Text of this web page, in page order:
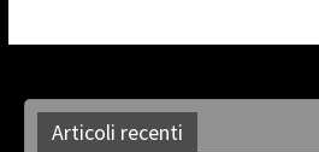
Articoli recenti